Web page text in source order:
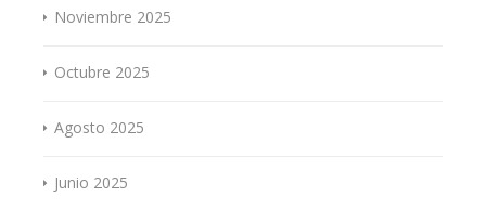
Noviembre 2025
Octubre 2025
Agosto 2025
Junio 2025